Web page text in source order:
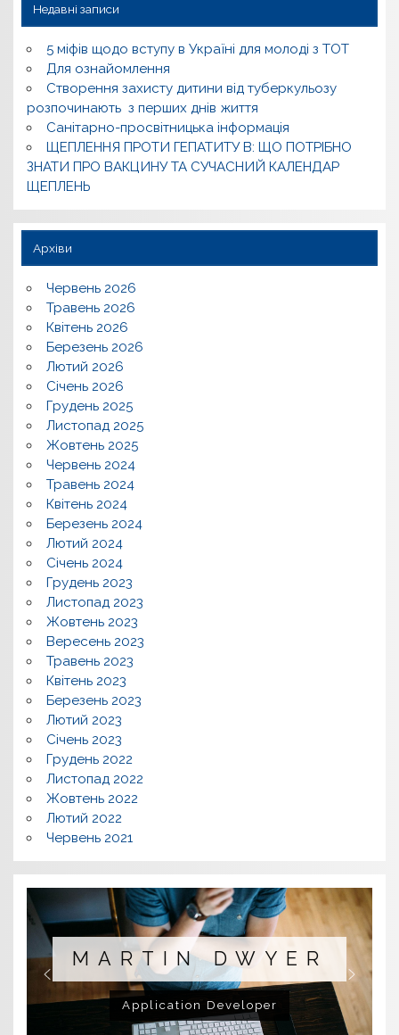
Недавні записи
5 міфів щодо вступу в Україні для молоді з ТОТ
Для ознайомлення
Створення захисту дитини від туберкульозу
розпочинають з перших днів життя
Санітарно-просвітницька інформація
ЩЕПЛЕННЯ ПРОТИ ГЕПАТИТУ В: ЩО ПОТРІБНО
ЗНАТИ ПРО ВАКЦИНУ ТА СУЧАСНИЙ КАЛЕНДАР
ЩЕПЛЕНЬ
Архіви
Червень 2026
Травень 2026
Квітень 2026
Березень 2026
Лютий 2026
Січень 2026
Грудень 2025
Листопад 2025
Жовтень 2025
Червень 2024
Травень 2024
Квітень 2024
Березень 2024
Лютий 2024
Січень 2024
Грудень 2023
Листопад 2023
Жовтень 2023
Вересень 2023
Травень 2023
Квітень 2023
Березень 2023
Лютий 2023
Січень 2023
Грудень 2022
Листопад 2022
Жовтень 2022
Лютий 2022
Червень 2021
MARTIN DWYER
Application Developer